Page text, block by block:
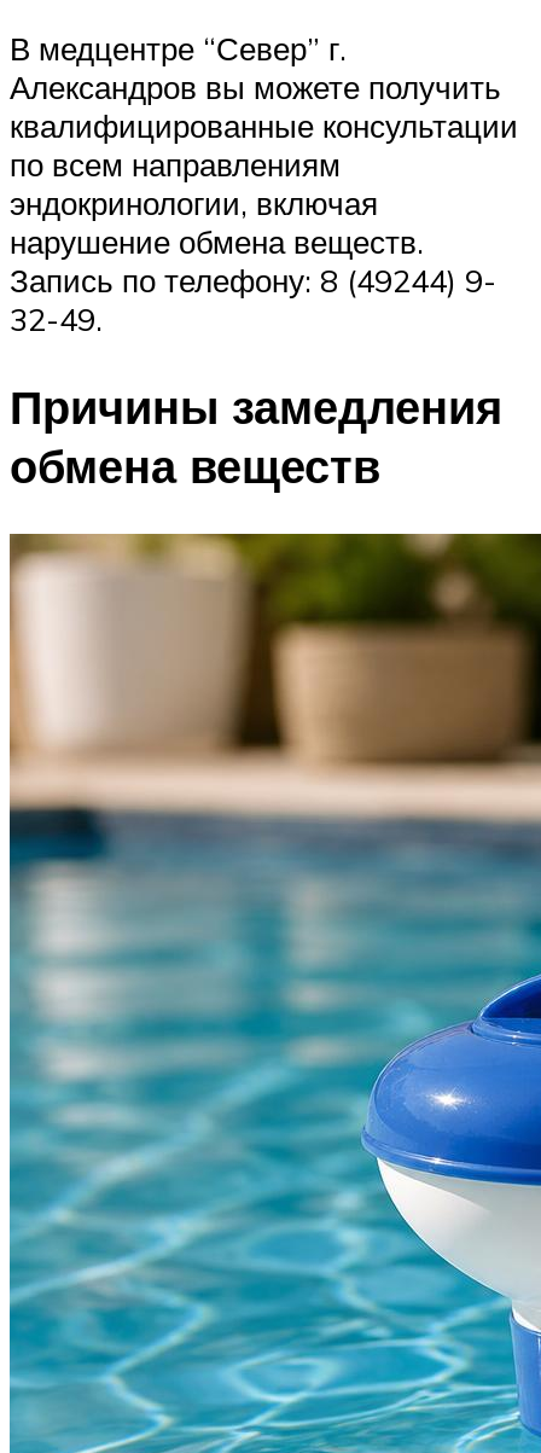
В медцентре “Север” г.
Александров вы можете получить
квалифицированные консультации
по всем направлениям
эндокринологии, включая
нарушение обмена веществ.
Запись по телефону: 8 (49244) 9-
32-49.
Причины замедления
обмена веществ